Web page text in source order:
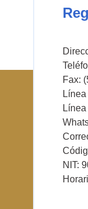
Fax:
NIT: